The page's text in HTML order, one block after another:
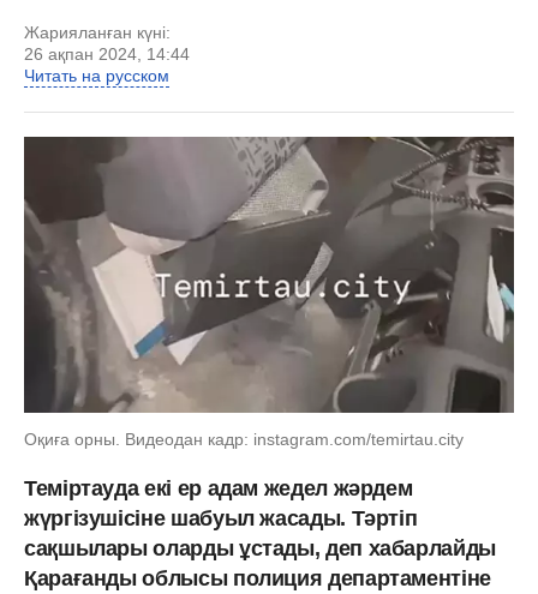
Жарияланған күні:
26 ақпан 2024, 14:44
Читать на русском
Оқиға орны. Видеодан кадр: instagram.com/temirtau.city
Теміртауда екі ер адам жедел жәрдем
жүргізушісіне шабуыл жасады. Тәртіп
сақшылары оларды ұстады, деп хабарлайды
Қарағанды облысы полиция департаментіне